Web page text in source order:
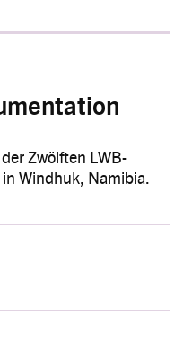
Zwölften LWB-
Windhuk, Namibia.